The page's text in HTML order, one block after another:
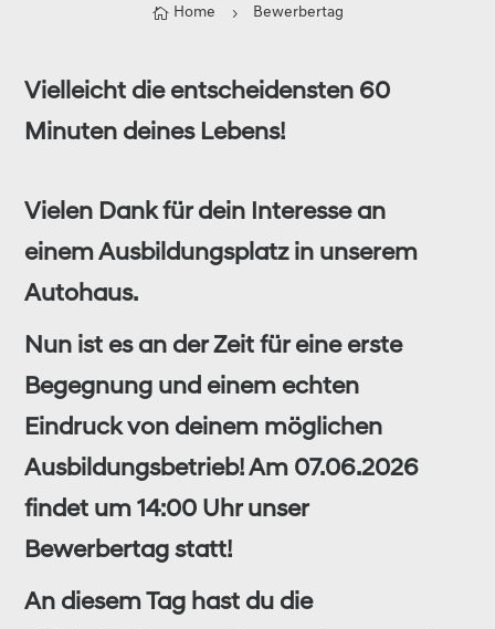
 Home 5 Bewerbertag
Vielleicht die entscheidensten 60
Minuten deines Lebens!
Vielen Dank für dein Interesse an
einem Ausbildungsplatz in unserem
Autohaus.
Nun ist es an der Zeit für eine erste
Begegnung und einem echten
Eindruck von deinem möglichen
Ausbildungsbetrieb! Am 07.06.2026
findet um 14:00 Uhr unser
Bewerbertag statt!
An diesem Tag hast du die